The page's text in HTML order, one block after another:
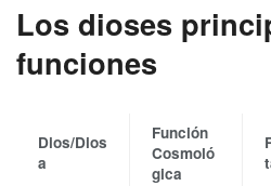
Los dioses
funciones
Dios/Dios
a
Función
Cosmoló
gica